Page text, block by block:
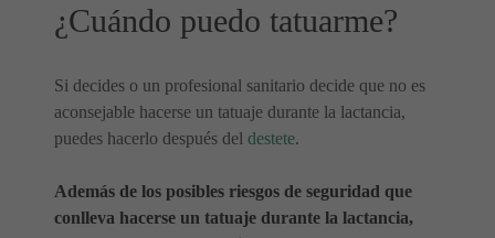
¿Cuándo puedo tatuarme?
Si decides o un profesional sanitario decide que no es
aconsejable hacerse un tatuaje durante la lactancia,
puedes hacerlo después del destete.
Además de los posibles riesgos de seguridad que
conlleva hacerse un tatuaje durante la lactancia,